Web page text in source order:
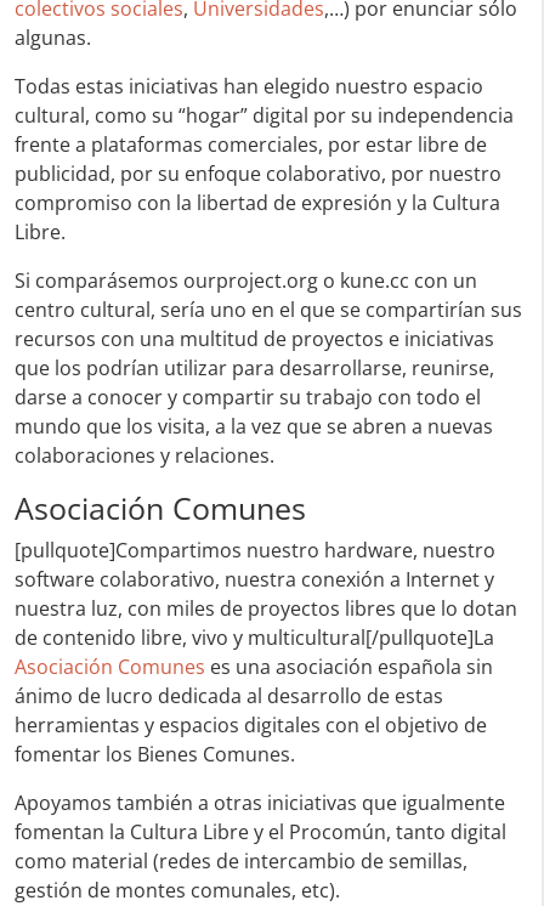
colectivos sociales, Universidades,…) por enunciar sólo
algunas.
Todas estas iniciativas han elegido nuestro espacio
cultural, como su “hogar” digital por su independencia
frente a plataformas comerciales, por estar libre de
publicidad, por su enfoque colaborativo, por nuestro
compromiso con la libertad de expresión y la Cultura
Libre.
Si comparásemos ourproject.org o kune.cc con un
centro cultural, sería uno en el que se compartirían sus
recursos con una multitud de proyectos e iniciativas
que los podrían utilizar para desarrollarse, reunirse,
darse a conocer y compartir su trabajo con todo el
mundo que los visita, a la vez que se abren a nuevas
colaboraciones y relaciones.
Asociación Comunes
[pullquote]Compartimos nuestro hardware, nuestro
software colaborativo, nuestra conexión a Internet y
nuestra luz, con miles de proyectos libres que lo dotan
de contenido libre, vivo y multicultural[/pullquote]La
Asociación Comunes es una asociación española sin
ánimo de lucro dedicada al desarrollo de estas
herramientas y espacios digitales con el objetivo de
fomentar los Bienes Comunes.
Apoyamos también a otras iniciativas que igualmente
fomentan la Cultura Libre y el Procomún, tanto digital
como material (redes de intercambio de semillas,
gestión de montes comunales, etc).